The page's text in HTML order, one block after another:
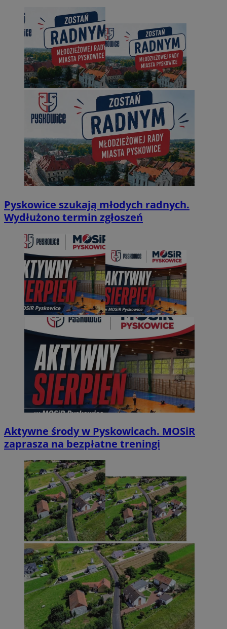
Pyskowice szukają młodych radnych.
Wydłużono termin zgłoszeń
Aktywne środy w Pyskowicach. MOSiR
zaprasza na bezpłatne treningi